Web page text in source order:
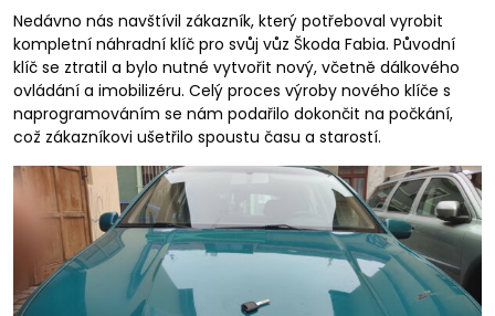
Nedávno nás navštívil zákazník, který potřeboval vyrobit
kompletní náhradní klíč pro svůj vůz Škoda Fabia. Původní
klíč se ztratil a bylo nutné vytvořit nový, včetně dálkového
ovládání a imobilizéru. Celý proces výroby nového klíče s
naprogramováním se nám podařilo dokončit na počkání,
což zákazníkovi ušetřilo spoustu času a starostí.